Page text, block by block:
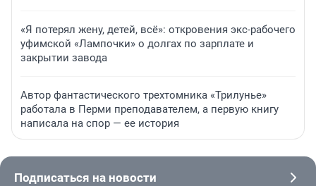
«Я потерял жену, детей, всё»: откровения экс-рабочего
уфимской «Лампочки» о долгах по зарплате и
закрытии завода
Автор фантастического трехтомника «Трилунье»
работала в Перми преподавателем, а первую книгу
написала на спор — ее история
Подписаться на новости